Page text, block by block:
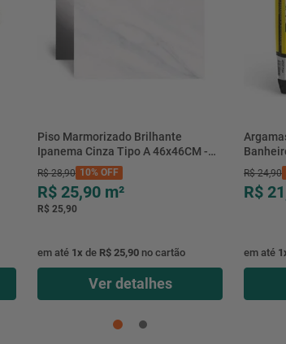
Piso Marmorizado Brilhante
Ipanema Cinza Tipo A 46x46CM -
01.012771 - Cerbras
R$ 28,90 10% OFF
R$ 25,90 m²
R$ 25,90
em até 1x de R$ 25,90 no cartão
Ver detalhes
-
R$ 24,90
R$
em até 1